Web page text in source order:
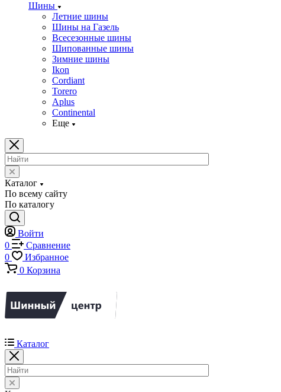
Шины
Летние шины
Шины на Газель
Всесезонные шины
Шипованные шины
Зимние шины
Ikon
Cordiant
Torero
Aplus
Continental
Еще
Каталог
По всему сайту
По каталогу
Войти
0
Сравнение
0
Избранное
0 Корзина
Каталог